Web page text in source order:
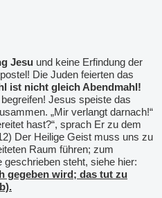
Jesu und keine Erfindung der
Die Juden feierten das
ist nicht gleich Abendmahl!
Jesus speiste das
„Mir verlangt darnach!“
hast?“, sprach Er zu dem
Der Heilige Geist muss uns zu
Raum führen; zum
steht, siehe hier:
gegeben wird; das tut zu